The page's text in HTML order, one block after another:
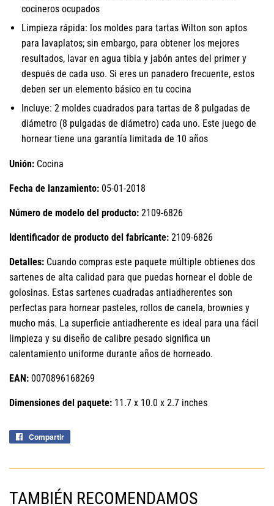
cocineros ocupados
Limpieza rápida: los moldes para tartas Wilton son aptos
para lavaplatos; sin embargo, para obtener los mejores
resultados, lavar en agua tibia y jabón antes del primer y
después de cada uso. Si eres un panadero frecuente, estos
deben ser un elemento básico en tu cocina
Incluye: 2 moldes cuadrados para tartas de 8 pulgadas de
diámetro (8 pulgadas de diámetro) cada uno. Este juego de
hornear tiene una garantía limitada de 10 años
Unión: Cocina
Fecha de lanzamiento: 05-01-2018
Número de modelo del producto: 2109-6826
Identificador de producto del fabricante: 2109-6826
Detalles: Cuando compras este paquete múltiple obtienes dos
sartenes de alta calidad para que puedas hornear el doble de
golosinas. Estas sartenes cuadradas antiadherentes son
perfectas para hornear pasteles, rollos de canela, brownies y
mucho más. La superficie antiadherente es ideal para una fácil
limpieza y su diseño de calibre pesado significa un
calentamiento uniforme durante años de horneado.
EAN: 0070896168269
Dimensiones del paquete: 11.7 x 10.0 x 2.7 inches
Compartir
TAMBIÉN RECOMENDAMOS